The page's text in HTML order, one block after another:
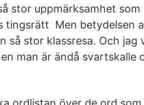
stor uppmärksamhet
tingsrätt Men betydelsen
så stor klassresa. Och jag
man är ändå svartskalle